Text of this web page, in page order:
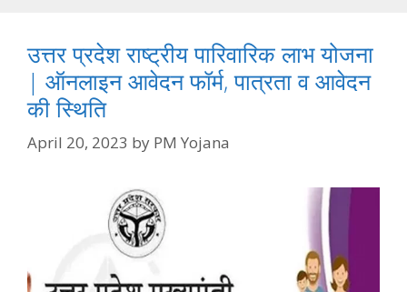
उत्तर प्रदेश राष्ट्रीय पारिवारिक लाभ योजना
| ऑनलाइन आवेदन फॉर्म, पात्रता व आवेदन
की स्थिति
April 20, 2023 by PM Yojana